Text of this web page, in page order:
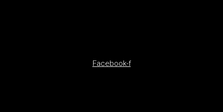
Facebook-f